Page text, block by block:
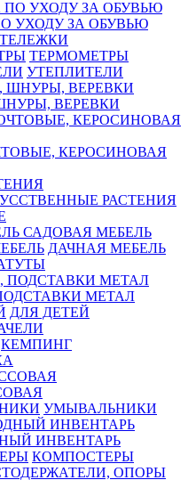
УХОДУ ЗА ОБУВЬЮ
ТЕЛЕЖКИ
ТЕРМОМЕТРЫ
УТЕПЛИТЕЛИ
ВЕРЕВКИ
КЕРОСИНОВАЯ
РАСТЕНИЯ
САДОВАЯ МЕБЕЛЬ
ДАЧНАЯ МЕБЕЛЬ
МЕТАЛ
ДЛЯ ДЕТЕЙ
КЕМПИНГ
УМЫВАЛЬНИКИ
ИНВЕНТАРЬ
КОМПОСТЕРЫ